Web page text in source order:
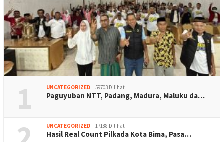
1 UNCATEGORIZED 59703 Dilihat
Paguyuban NTT, Padang, Madura, Maluku da…
UNCATEGORIZED 17188 Dilihat
Hasil Real Count Pilkada Kota Bima, Pasa…